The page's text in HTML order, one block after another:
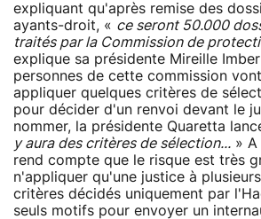
expliquant qu'après remise des
ayants-droit, « ce seront 50.000
traités par la Commission de
explique sa présidente Mireille
personnes de cette commission
appliquer quelques critères de
pour décider d'un renvoi devant le
nommer, la présidente Quaretta
y aura des critères de sélection... »
rend compte que le risque est très
n'appliquer qu'une justice à
critères décidés uniquement par
seuls motifs pour envoyer un